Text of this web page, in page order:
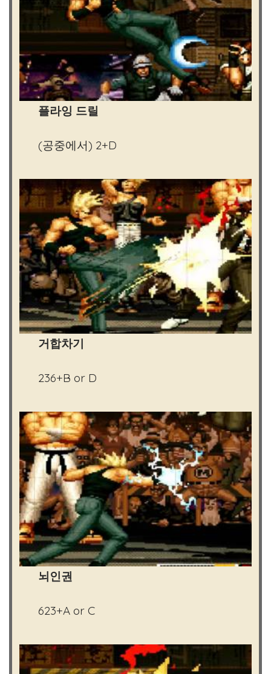
플라잉 드릴
(공중에서) 2+D
거합차기
236+B or D
뇌인권
623+A or C